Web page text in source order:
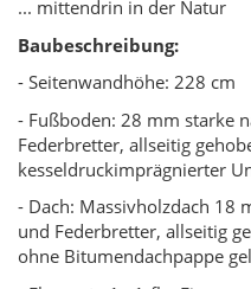
... mittendrin in der Natur
Baubeschreibung:
- Seitenwandhöhe: 228 cm
- Fußboden: 28 mm starke
Federbretter, allseitig
kesseldruckimprägnierter
- Dach: Massivholzdach 18
und Federbretter, allseitig
ohne Bitumendachpappe